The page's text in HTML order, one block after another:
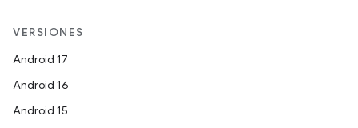
VERSIONES
Android 17
Android 16
Android 15